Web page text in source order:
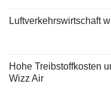
Luftverkehrswirtschaft
Hohe Treibstoffkosten
Wizz Air